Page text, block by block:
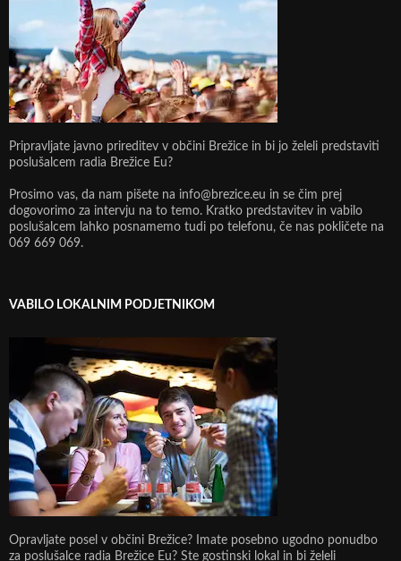
Pripravljate javno prireditev v občini Brežice in bi jo želeli predstaviti
poslušalcem radia Brežice Eu?
Prosimo vas, da nam pišete na info@brezice.eu in se čim prej
dogovorimo za intervju na to temo. Kratko predstavitev in vabilo
poslušalcem lahko posnamemo tudi po telefonu, če nas pokličete na
069 669 069.
VABILO LOKALNIM PODJETNIKOM
Opravljate posel v občini Brežice? Imate posebno ugodno ponudbo
za poslušalce radia Brežice Eu? Ste gostinski lokal in bi želeli